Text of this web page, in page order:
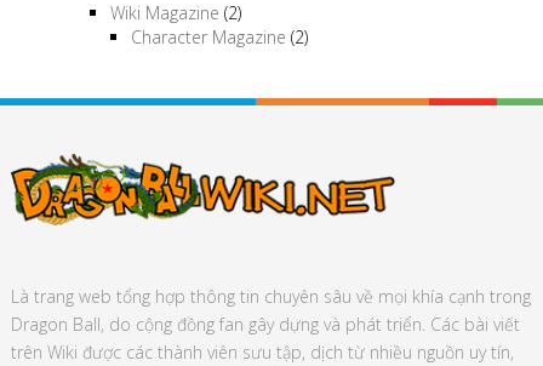
Wiki Magazine (2)
Character Magazine (2)
Là trang web tổng hợp thông tin chuyên sâu về mọi khía cạnh trong
Dragon Ball, do cộng đồng fan gây dựng và phát triển. Các bài viết
trên Wiki được các thành viên sưu tập, dịch từ nhiều nguồn uy tín,